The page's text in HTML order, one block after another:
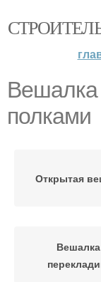
Вешалка
полками
Открытая